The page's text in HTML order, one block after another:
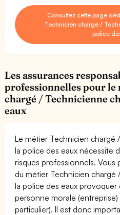
Consultez cette page
Technicien chargé /
police
Les assurances
professionnelles pour le
chargé / Technicienne
eaux
Le métier Technicien chargé
la police des eaux nécessite
risques professionnels. Vous
du métier Technicien
la police des eaux provoquer
personne morale (entreprise)
particulier). Il est donc